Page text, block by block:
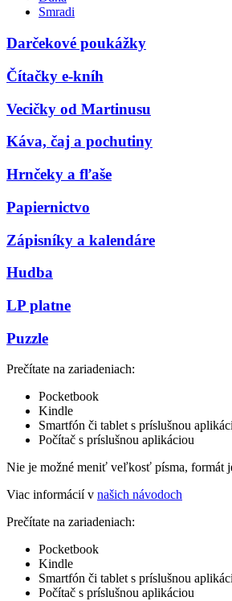
Smradi
Darčekové poukážky
Čítačky e-kníh
Vecičky od Martinusu
Káva, čaj a pochutiny
Hrnčeky a fľaše
Papiernictvo
Zápisníky a kalendáre
Hudba
LP platne
Puzzle
Prečítate na zariadeniach:
Pocketbook
Kindle
Smartfón či tablet s príslušnou
Počítač s príslušnou aplikáciou
Nie je možné meniť veľkosť písma, formát
Viac informácií v našich návodoch
Prečítate na zariadeniach:
Pocketbook
Kindle
Smartfón či tablet s príslušnou
Počítač s príslušnou aplikáciou